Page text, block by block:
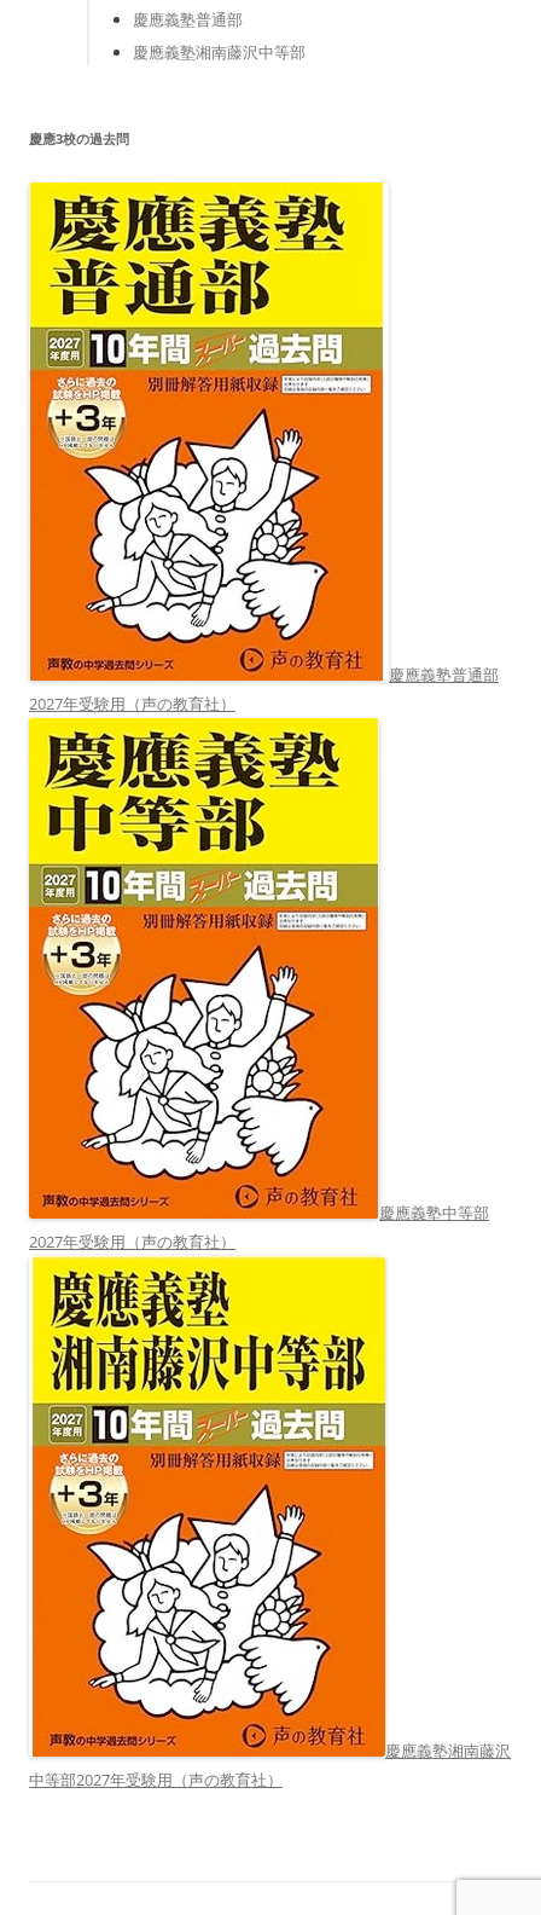
慶應義塾普通部
慶應義塾湘南藤沢中等部
慶應3校の過去問
慶應義塾普通部
2027年受験用（声の教育社）
慶應義塾中等部
2027年受験用（声の教育社）
慶應義塾湘南藤沢
中等部2027年受験用（声の教育社）